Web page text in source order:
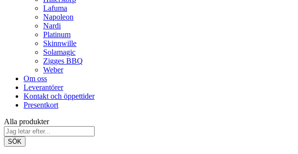
Lafuma
Napoleon
Nardi
Platinum
Skinnwille
Solamagic
Zigges BBQ
Weber
Om oss
Leverantörer
Kontakt och öppettider
Presentkort
Alla produkter
SÖK